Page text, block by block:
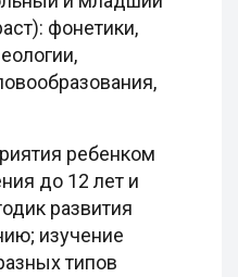
фонетики,
ребенком
до 12 лет и
развития
изучение
типов